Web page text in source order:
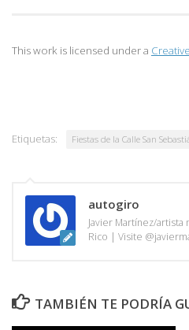
This work is licensed under a
Etiquetas: Fiestas de la Calle San
autogiro
Javier Martínez/
Rico | Visite
TAMBIÉN TE PODRÍA